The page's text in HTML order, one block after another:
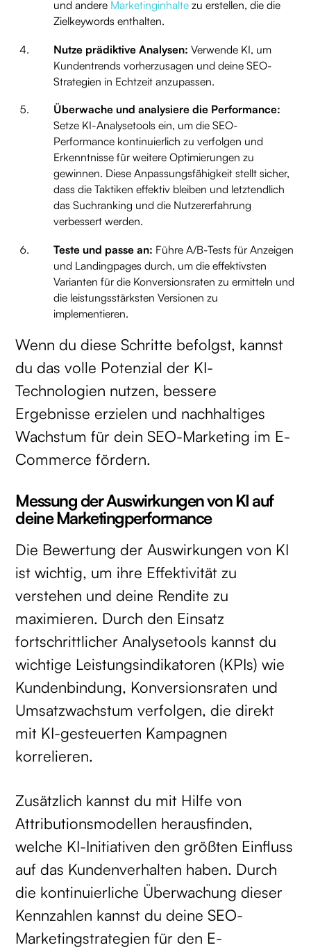
und andere Marketinginhalte zu erstellen, die die
Zielkeywords enthalten.
Nutze prädiktive Analysen: Verwende KI, um
Kundentrends vorherzusagen und deine SEO-
Strategien in Echtzeit anzupassen.
Überwache und analysiere die Performance:
Setze KI-Analysetools ein, um die SEO-
Performance kontinuierlich zu verfolgen und
Erkenntnisse für weitere Optimierungen zu
gewinnen. Diese Anpassungsfähigkeit stellt sicher,
dass die Taktiken effektiv bleiben und letztendlich
das Suchranking und die Nutzererfahrung
verbessert werden.
Teste und passe an: Führe A/B-Tests für Anzeigen
und Landingpages durch, um die effektivsten
Varianten für die Konversionsraten zu ermitteln und
die leistungsstärksten Versionen zu
implementieren.
Wenn du diese Schritte befolgst, kannst
du das volle Potenzial der KI-
Technologien nutzen, bessere
Ergebnisse erzielen und nachhaltiges
Wachstum für dein SEO-Marketing im E-
Commerce fördern.
Messung der Auswirkungen von KI auf
deine Marketingperformance
Die Bewertung der Auswirkungen von KI
ist wichtig, um ihre Effektivität zu
verstehen und deine Rendite zu
maximieren. Durch den Einsatz
fortschrittlicher Analysetools kannst du
wichtige Leistungsindikatoren (KPIs) wie
Kundenbindung, Konversionsraten und
Umsatzwachstum verfolgen, die direkt
mit KI-gesteuerten Kampagnen
korrelieren.
Zusätzlich kannst du mit Hilfe von
Attributionsmodellen herausfinden,
welche KI-Initiativen den größten Einfluss
auf das Kundenverhalten haben. Durch
die kontinuierliche Überwachung dieser
Kennzahlen kannst du deine SEO-
Marketingstrategien für den E-